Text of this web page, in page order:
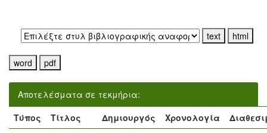
Αποτελέσματα σε τεκμήρια:
Τύπος
Τίτλος Δημιουργός Χρονολογία